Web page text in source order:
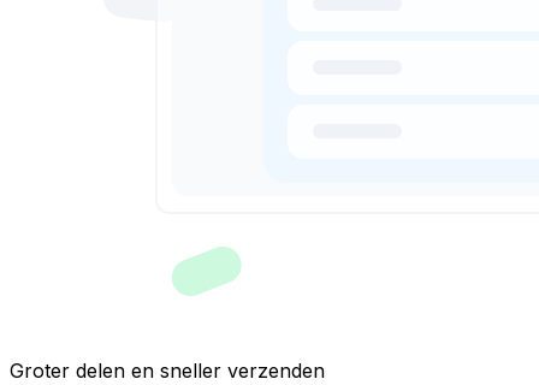
Groter delen en sneller verzenden